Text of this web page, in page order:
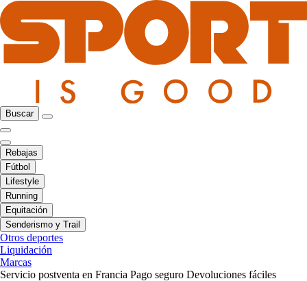
Buscar
Rebajas
Fútbol
Lifestyle
Running
Equitación
Senderismo y Trail
Otros deportes
Liquidación
Marcas
Servicio postventa en Francia Pago seguro Devoluciones fáciles